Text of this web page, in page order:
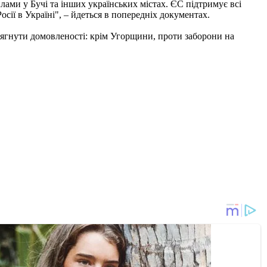
у Бучі та інших українських містах. ЄС підтримує всі
в Україні", – йдеться в попередніх документах.
домовленості: крім Угорщини, проти заборони на